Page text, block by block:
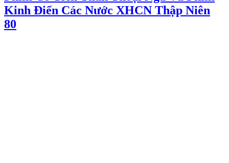
Kinh Điển Các Nước XHCN Thập Niên
80